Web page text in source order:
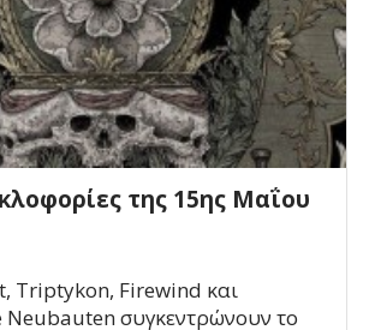
της 15ης Μαΐου
Triptykon, Firewind και
συγκεντρώνουν το